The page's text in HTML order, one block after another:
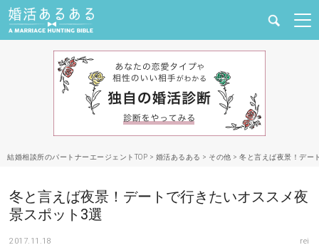
婚活と結婚
合コン・街コン
マッチングアプリ
結婚相談所のパートナーエージェントTOP > 婚活あるある > その他 > 冬と言えば夜景！デー
冬と言えば夜景！デートで行きたいオススメ夜
景スポット3選
2017.11.18 rei